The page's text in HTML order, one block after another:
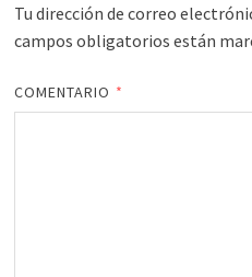
Tu dirección de correo
campos obligatorios están
COMENTARIO *